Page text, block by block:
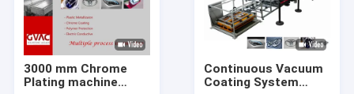
3000 mm Chrome
Plating machine
Continuous Vacuum
Coating System